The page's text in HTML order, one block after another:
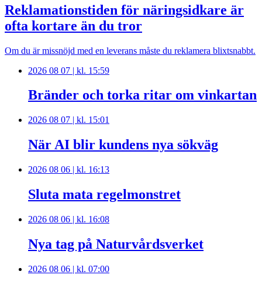
Reklamationstiden för näringsidkare är
ofta kortare än du tror
Om du är missnöjd med en leverans måste du reklamera blixtsnabbt.
2026 08 07 | kl. 15:59
Bränder och torka ritar om vinkartan
2026 08 07 | kl. 15:01
När AI blir kundens nya sökväg
2026 08 06 | kl. 16:13
Sluta mata regelmonstret
2026 08 06 | kl. 16:08
Nya tag på Naturvårdsverket
2026 08 06 | kl. 07:00